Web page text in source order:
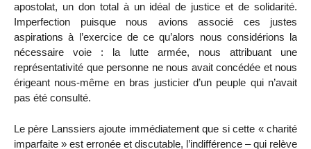
apostolat, un don total à un idéal de justice et de solidarité.
Imperfection puisque nous avions associé ces justes
aspirations à l’exercice de ce qu’alors nous considérions la
nécessaire voie : la lutte armée, nous attribuant une
représentativité que personne ne nous avait concédée et nous
érigeant nous-même en bras justicier d’un peuple qui n’avait
pas été consulté.
Le père Lanssiers ajoute immédiatement que si cette « charité
imparfaite » est erronée et discutable, l’indifférence – qui relève